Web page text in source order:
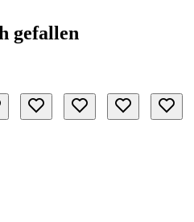
gefallen